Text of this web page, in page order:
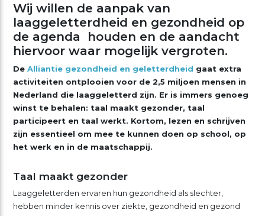
Wij willen de aanpak van
laaggeletterdheid en gezondheid op
de agenda houden en de aandacht
hiervoor waar mogelijk vergroten.
De Alliantie gezondheid en geletterdheid gaat extra
activiteiten ontplooien voor de 2,5 miljoen mensen in
Nederland die laaggeletterd zijn. Er is immers genoeg
winst te behalen: taal maakt gezonder, taal
participeert en taal werkt. Kortom, lezen en schrijven
zijn essentieel om mee te kunnen doen op school, op
het werk en in de maatschappij.
Taal maakt gezonder
Laaggeletterden ervaren hun gezondheid als slechter,
hebben minder kennis over ziekte, gezondheid en gezond